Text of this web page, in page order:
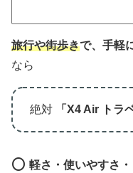
旅行や街歩きで、手軽
なら
絶対 「X4 Air トラ
⭕️ 軽さ・使いやすさ